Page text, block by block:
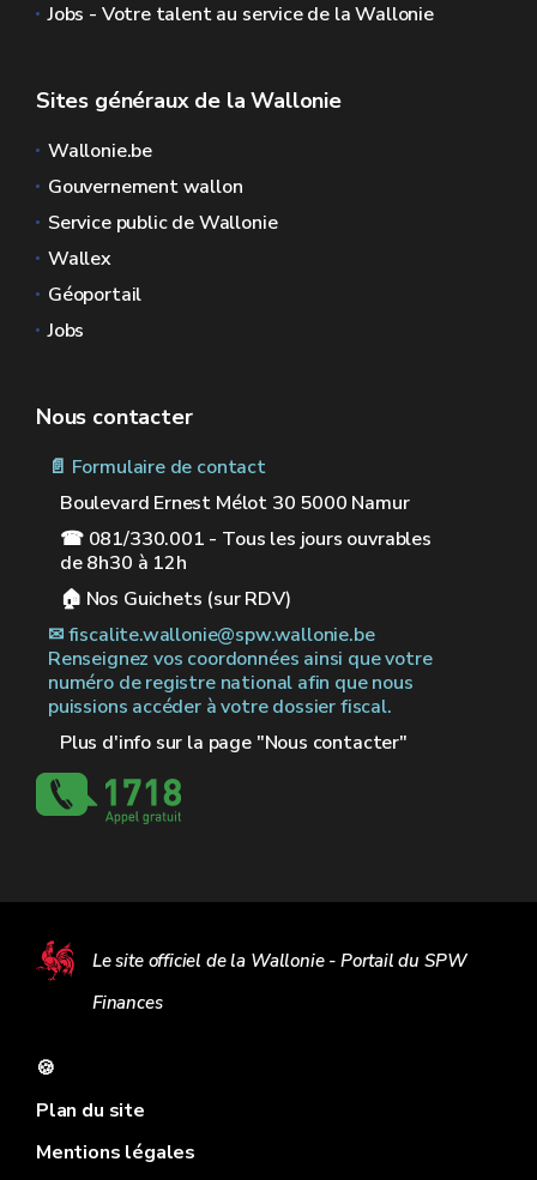
Jobs - Votre talent au service de la Wallonie
Sites généraux de la Wallonie
Wallonie.be
Gouvernement wallon
Service public de Wallonie
Wallex
Géoportail
Jobs
Nous contacter
📄 Formulaire de contact
Boulevard Ernest Mélot 30 5000 Namur
☎ 081/330.001 - Tous les jours ouvrables
de 8h30 à 12h
🏠︎ Nos Guichets (sur RDV)
✉︎ fiscalite.wallonie@spw.wallonie.be
Renseignez vos coordonnées ainsi que votre
numéro de registre national afin que nous
puissions accéder à votre dossier fiscal.
Plus d'info sur la page "Nous contacter"
Le site officiel de la Wallonie - Portail du SPW
Finances
🍪
Plan du site
Mentions légales